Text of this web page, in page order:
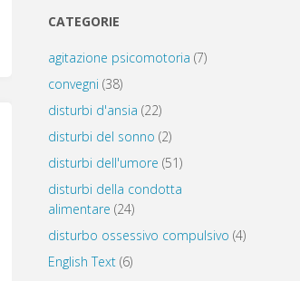
CATEGORIE
agitazione psicomotoria (7)
convegni (38)
disturbi d'ansia (22)
disturbi del sonno (2)
disturbi dell'umore (51)
disturbi della condotta
alimentare (24)
disturbo ossessivo compulsivo (4)
English Text (6)